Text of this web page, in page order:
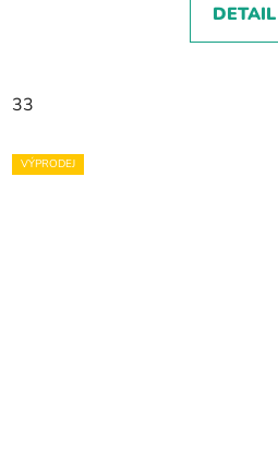
DETAIL
33
VÝPRODEJ